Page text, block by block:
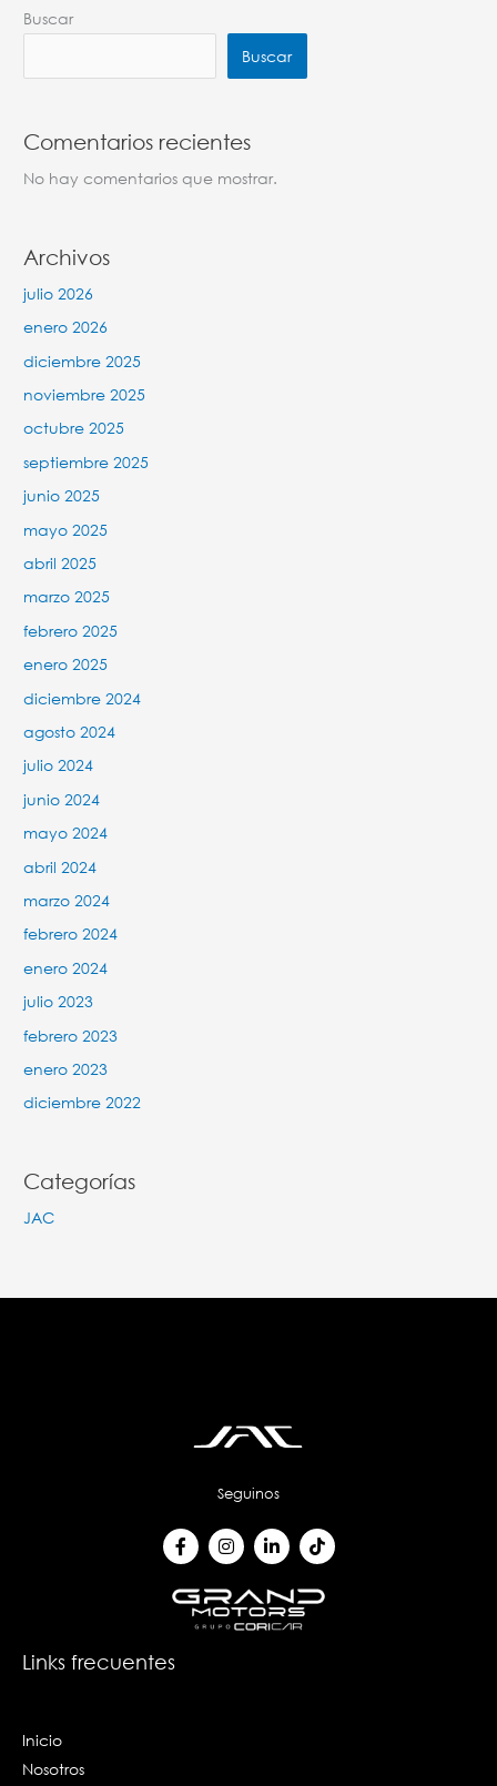
Buscar
Buscar
Comentarios recientes
No hay comentarios que mostrar.
Archivos
julio 2026
enero 2026
diciembre 2025
noviembre 2025
octubre 2025
septiembre 2025
junio 2025
mayo 2025
abril 2025
marzo 2025
febrero 2025
enero 2025
diciembre 2024
agosto 2024
julio 2024
junio 2024
mayo 2024
abril 2024
marzo 2024
febrero 2024
enero 2024
julio 2023
febrero 2023
enero 2023
diciembre 2022
Categorías
JAC
Seguinos
F
a
c
e
b
I
n
s
t
a
g
L
i
n
k
e
d
T
i
k
t
o
Links frecuentes
Inicio
Nosotros